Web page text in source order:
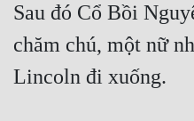
Sau đó Cổ Bồi
chăm chú, một nữ
Lincoln đi xuống.